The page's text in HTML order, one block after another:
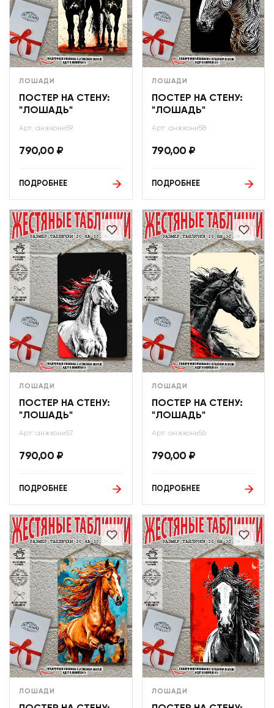
ЛОШАДИ
ПОСТЕР НА СТЕНУ:
"ЛОШАДЬ"
Арт: анжкони59
790,00 ₽
ПОДРОБНЕЕ
ЛОШАДИ
ПОСТЕР НА СТЕНУ:
"ЛОШАДЬ"
Арт: анжкони58
790,00 ₽
ПОДРОБНЕЕ
ЛОШАДИ
ПОСТЕР НА СТЕНУ:
"ЛОШАДЬ"
Арт: анжкони57
790,00 ₽
ПОДРОБНЕЕ
ЛОШАДИ
ПОСТЕР НА СТЕНУ:
"ЛОШАДЬ"
Арт: анжкони56
790,00 ₽
ПОДРОБНЕЕ
ЛОШАДИ ЛОШАДИ